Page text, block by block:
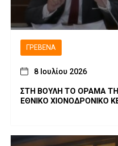
ΓΡΕΒΕΝΆ
8 Ιουλίου 2026
ΣΤΗ ΒΟΥΛΗ ΤΟ ΟΡΑΜΑ ΤΗΣ
ΕΘΝΙΚΟ ΧΙΟΝΟΔΡΟΝΙΚΟ